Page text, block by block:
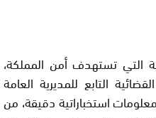
التي تستهدف أمن المملكة،
التابع للمديرية العامة
استخباراتية دقيقة، من